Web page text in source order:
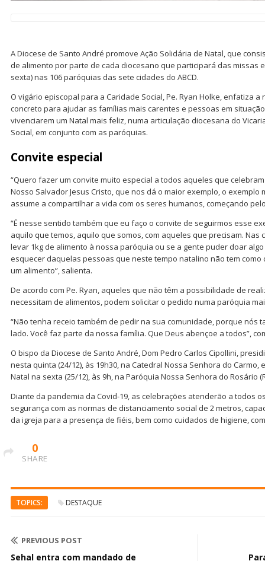
A Diocese de Santo André promove Ação Solidária de Natal, que
de alimento por parte de cada diocesano que participará das missas
sexta) nas 106 paróquias das sete cidades do ABCD.
O vigário episcopal para a Caridade Social, Pe. Ryan Holke, enfatiza
concreto para ajudar as famílias mais carentes e pessoas em
vivenciarem um Natal mais feliz, numa articulação diocesana do
Social, em conjunto com as paróquias.
Convite especial
“Quero fazer um convite muito especial a todos aqueles que
Nosso Salvador Jesus Cristo, que nos dá o maior exemplo, o
assume a compartilhar a vida com os seres humanos, começando
“É nesse sentido também que eu faço o convite de seguirmos esse
aquilo que temos, aquilo que somos, com aqueles que precisam. Nas
levar 1kg de alimento à nossa paróquia ou se a gente puder doar
esquecer daquelas pessoas que neste tempo natalino não tem como
um alimento”, salienta.
De acordo com Pe. Ryan, aqueles que não têm a possibilidade de
necessitam de alimentos, podem solicitar o pedido numa paróquia
“Não tenha receio também de pedir na sua comunidade, porque nós
lado. Você faz parte da nossa família. Que Deus abençoe a todos”,
O bispo da Diocese de Santo André, Dom Pedro Carlos Cipollini,
nesta quinta (24/12), às 19h30, na Catedral Nossa Senhora do Carmo,
Natal na sexta (25/12), às 9h, na Paróquia Nossa Senhora do Rosário
Diante da pandemia da Covid-19, as celebrações atenderão a todos
segurança com as normas de distanciamento social de 2 metros,
da igreja para a presença de fiéis, bem como cuidados de higiene,
0
SHARE
TOPICS: DESTAQUE
PREVIOUS POST
Sehal entra com mandado de